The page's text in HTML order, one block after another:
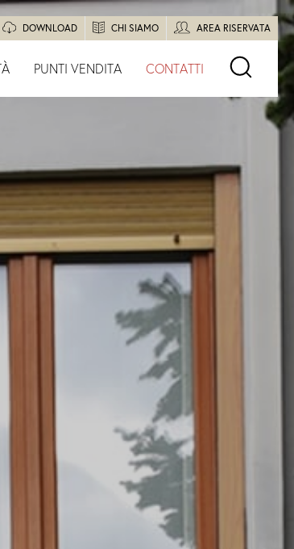
AREA RISERVATA
CHI SIAMO
DOWNLOAD
PUNTI VENDITA CONTATTI